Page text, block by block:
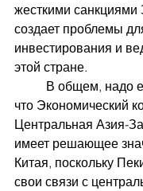
жесткими санкциями
создает проблемы
инвестирования и
этой стране.
что Экономический
Центральная Азия-
имеет решающее
Китая, поскольку
свои связи с